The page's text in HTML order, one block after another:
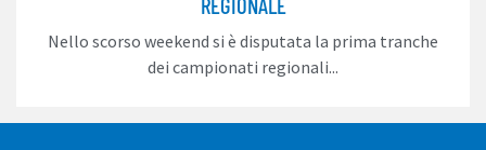
Nello scorso weekend si è disputata la prima tranche
dei campionati regionali...